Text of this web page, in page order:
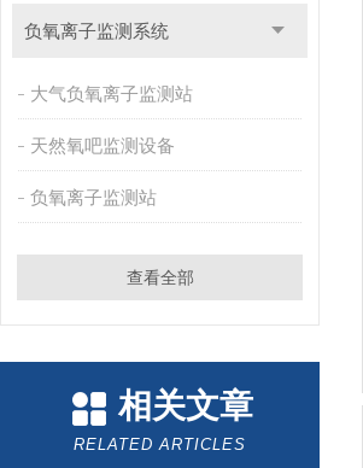
负氧离子监测系统
大气负氧离子监测站
天然氧吧监测设备
负氧离子监测站
查看全部
相关文章
RELATED ARTICLES